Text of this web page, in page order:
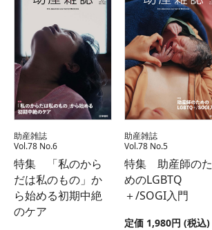
助産雑誌
Vol.78 No.6
特集 「私のから
だは私のもの」か
ら始める初期中絶
のケア
助産雑誌
Vol.78 No.5
特集 助産師のた
めのLGBTQ
＋/SOGI入門
定価 1,980円 (税込)